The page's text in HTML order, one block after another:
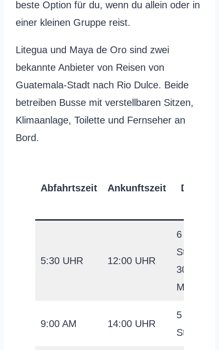
beste Option für du, wenn du allein oder in
einer kleinen Gruppe reist.
Litegua und Maya de Oro sind zwei
bekannte Anbieter von Reisen von
Guatemala-Stadt nach Rio Dulce. Beide
betreiben Busse mit verstellbaren Sitzen,
Klimaanlage, Toilette und Fernseher an
Bord.
Abfahrtszeit Ankunftszeit Dauer
5:30 UHR 12:00 UHR
6
Stunden
30
Minuten
9:00 AM 14:00 UHR
5
Stunden